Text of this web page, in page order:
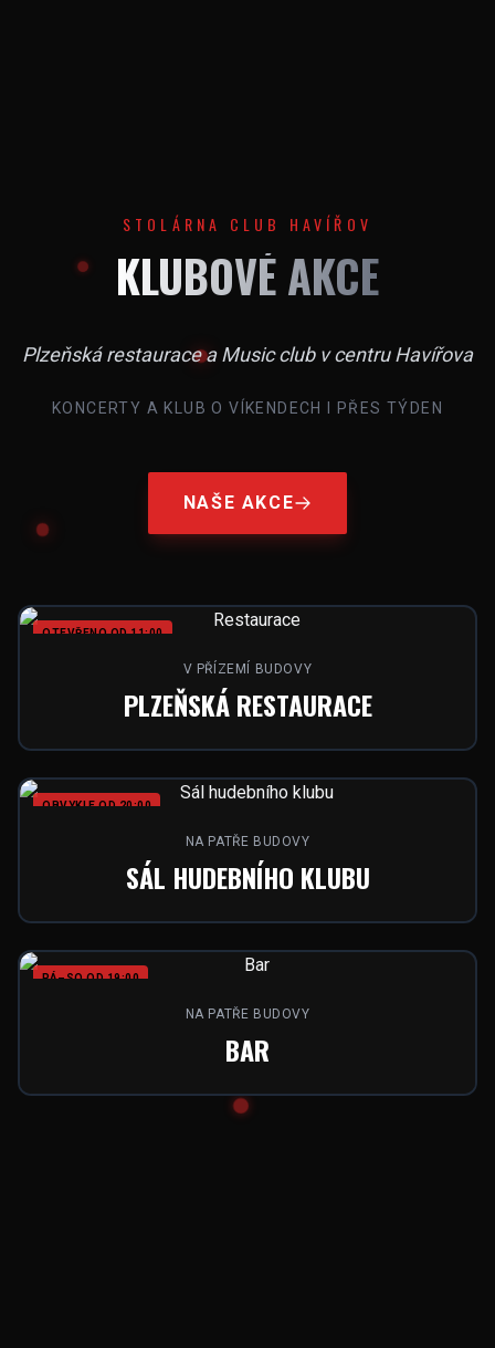
STOLÁRNA CLUB HAVÍŘOV
KLUBOVÉ AKCE
Plzeňská restaurace a Music club v centru Havířova
KONCERTY A KLUB O VÍKENDECH I PŘES TÝDEN
NAŠE AKCE
OTEVŘENO OD 11:00
V PŘÍZEMÍ BUDOVY
PLZEŇSKÁ RESTAURACE
OBVYKLE OD 20:00
NA PATŘE BUDOVY
SÁL HUDEBNÍHO KLUBU
PÁ–SO OD 19:00
NA PATŘE BUDOVY
BAR